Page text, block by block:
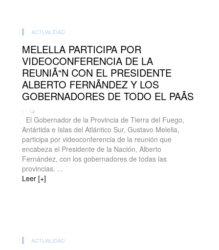
ACTUALIDAD
MELELLA PARTICIPA POR
VIDEOCONFERENCIA DE LA
REUNIÃ“N CON EL PRESIDENTE
ALBERTO FERNÃNDEZ Y LOS
GOBERNADORES DE TODO EL PAÃS
| -
El Gobernador de la Provincia de Tierra del Fuego,
Antártida e Islas del Atlántico Sur, Gustavo Melella,
participa por videoconferencia de la reunión que
encabeza el Presidente de la Nación, Alberto
Fernández, con los gobernadores de todas las
provincias. ...
Leer [+]
ACTUALIDAD